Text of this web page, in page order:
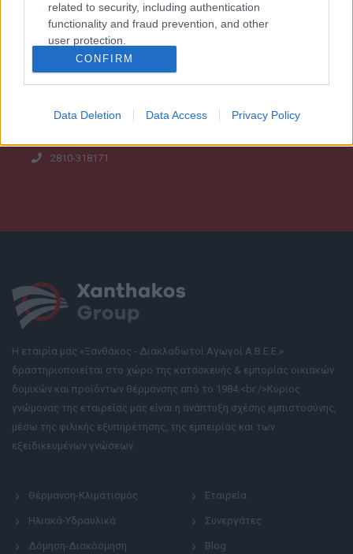
related to security, including authentication
functionality and fraud prevention, and other
user protection.
CONFIRM
Data Deletion Data Access Privacy Policy
22ο χλμ Ν.Ε.Ο. Αθηνών - Κορίνθου (A8), 19200
210-5561356
2810-318171
Η εταιρία μας «Ξανθάκος - Διακλαδωτοί Αγωγοί Α.Β.Ε.Ε.»
δραστηριοποιείται στο χώρο της κατασκευής & εμπορίας οικιακών
δομικών και προϊόντων θέρμανσης από το 1984.<br />Κύριος
γνώμονας της εταιρείας μας είναι η ανάπτυξη σχέσης εμπιστοσύνης,
μέσω της φιλικής εξυπηρέτησης, της εμπειρίας και των
εξειδικευμένων γνώσεων.
Θέρμανση-Κλιματισμός
Ηλιακά-Υδραυλικά
Δόμηση-Διακόσμηση
Εταιρεία
Συνεργάτες
Blog